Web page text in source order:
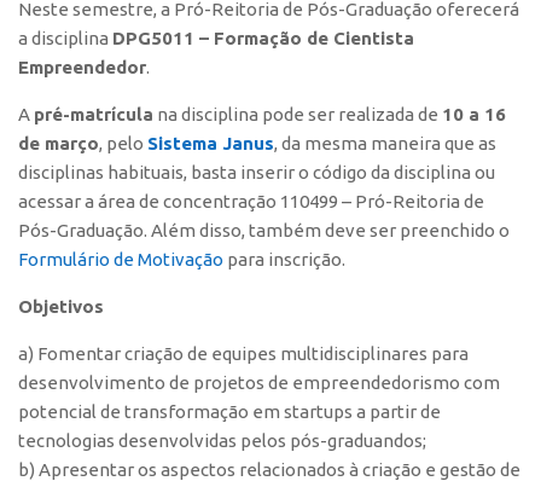
Polo São Carlos
Programas
Bolsa Startup USP
PGI-USP
Conexão USP
Conexão Inter-USP
Leis e Normas
Inteligência Competitiva
Editais
Neste semestre, a Pró-Reitoria de Pós-Graduação oferecerá
a disciplina DPG5011 – Formação de Cientista
Empreendedor.
A pré-matrícula na disciplina pode ser realizada de 10 a 16
de março, pelo Sistema Janus, da mesma maneira que as
disciplinas habituais, basta inserir o código da disciplina ou
acessar a área de concentração 110499 – Pró-Reitoria de
Pós-Graduação. Além disso, também deve ser preenchido o
Formulário de Motivação para inscrição.
Objetivos
a) Fomentar criação de equipes multidisciplinares para
desenvolvimento de projetos de empreendedorismo com
potencial de transformação em startups a partir de
tecnologias desenvolvidas pelos pós-graduandos;
b) Apresentar os aspectos relacionados à criação e gestão de